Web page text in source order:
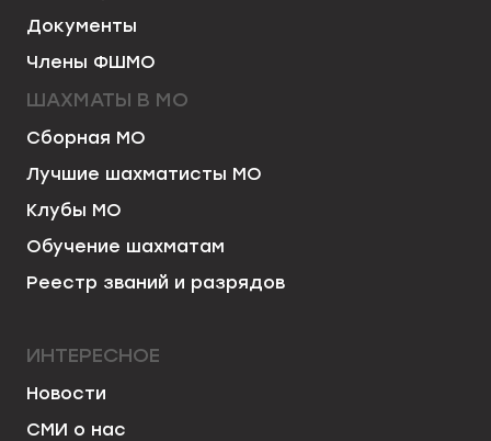
Документы
Члены ФШМО
ШАХМАТЫ В МО
Сборная МО
Лучшие шахматисты МО
Клубы МО
Обучение шахматам
Реестр званий и разрядов
ИНТЕРЕСНОЕ
Новости
СМИ о нас